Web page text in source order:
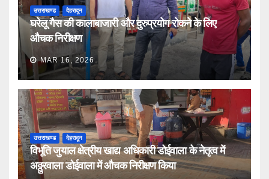
उत्तराखण्ड देहरादून
घरेलू गैस की कालाबाजारी और दुरुप्रयोग रोकने के लिए
औचक निरीक्षण
MAR 16, 2026
उत्तराखण्ड देहरादून
विभूति जुयाल क्षेत्रीय खाद्य अधिकारी डोईवाला के नेतृत्व में
अठ्ठुरवाला डोईवाला में औचक निरीक्षण किया